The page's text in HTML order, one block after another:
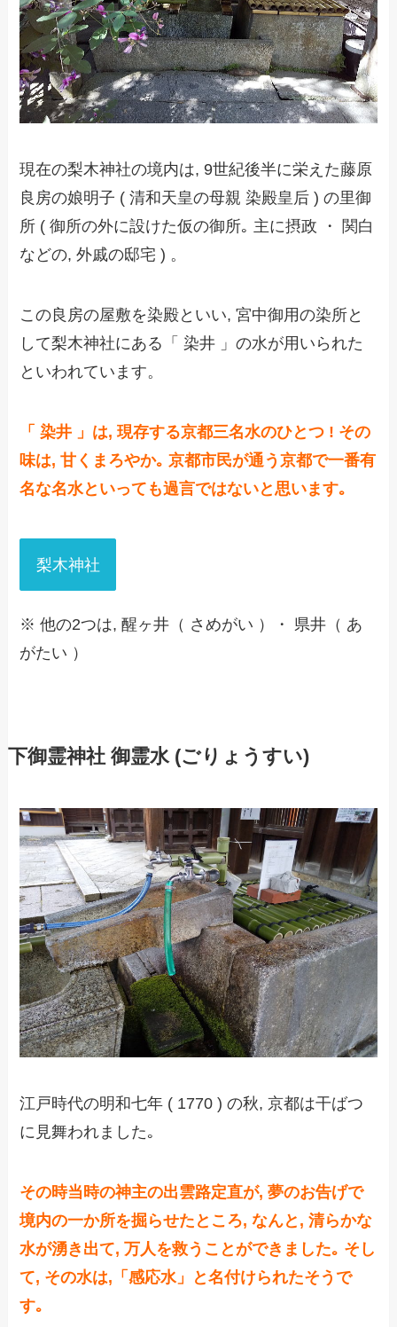
現在の梨木神社の境内は, 9世紀後半に栄えた藤原
良房の娘明子 ( 清和天皇の母親 染殿皇后 ) の里御
所 ( 御所の外に設けた仮の御所｡ 主に摂政 ・ 関白
などの, 外戚の邸宅 ) 。
この良房の屋敷を染殿といい, 宮中御用の染所と
して梨木神社にある「 染井 」の水が用いられた
といわれています。
「 染井 」は, 現存する京都三名水のひとつ ! その
味は, 甘くまろやか｡ 京都市民が通う京都で一番有
名な名水といっても過言ではないと思います｡
梨木神社
※ 他の2つは, 醒ヶ井（ さめがい ）・ 県井（ あ
がたい ）
下御霊神社 御霊水 (ごりょうすい)
江戸時代の明和七年 ( 1770 ) の秋, 京都は干ばつ
に見舞われました｡
その時当時の神主の出雲路定直が, 夢のお告げで
境内の一か所を掘らせたところ, なんと, 清らかな
水が湧き出て, 万人を救うことができました｡ そし
て, その水は,「感応水」と名付けられたそうで
す｡